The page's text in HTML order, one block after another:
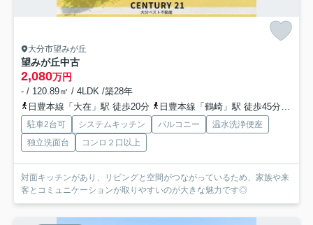
大分市望みが丘
望みが丘中古
2,080万円
- / 120.89㎡ / 4LDK /築28年
日豊本線「大在」駅 徒歩20分
日豊本線「鶴崎」駅 徒歩45分車10分 3.4km
駐車2台可 システムキッチン バルコニー
温水洗浄便座
独立洗面台
コンロ２口以上
対面キッチンがあり、リビングと空間がつながっているため、家族や来
客とコミュニケーションが取りやすいのが大きな魅力です◎